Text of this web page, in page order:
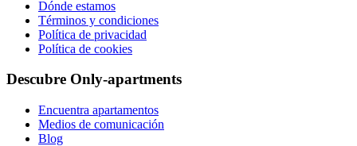
Dónde estamos
Términos y condiciones
Política de privacidad
Política de cookies
Descubre Only-apartments
Encuentra apartamentos
Medios de comunicación
Blog